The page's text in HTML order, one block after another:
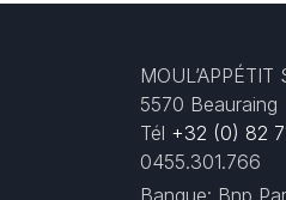
5570 Beauraing
Tél +32 (0) 82
0455.301.766
Banque: Bnp